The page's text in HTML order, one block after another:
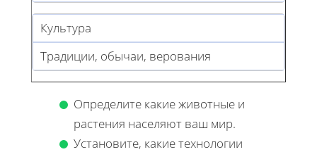
Культура
Традиции, обычаи, верования
Определите какие животные и
растения населяют ваш мир.
Установите, какие технологии